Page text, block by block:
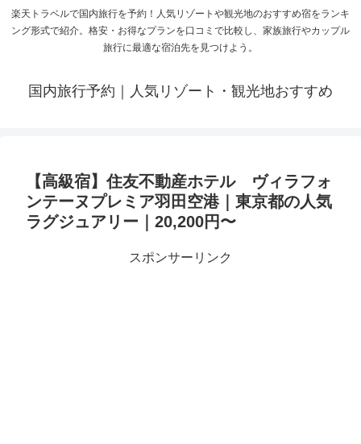
楽天トラベルで国内旅行を予約！人気リゾートや観光地のおすすめ宿をランキ
ング形式で紹介。格安・お得なプランを口コミで比較し、家族旅行やカップル
旅行に最適な宿泊先を見つけよう。
国内旅行予約｜人気リゾート・観光地おすすめ
【高級宿】住友不動産ホテル ヴィラフォ
ンテーヌプレミア羽田空港｜東京都の人気
ラグジュアリー｜20,200円〜
スポンサーリンク